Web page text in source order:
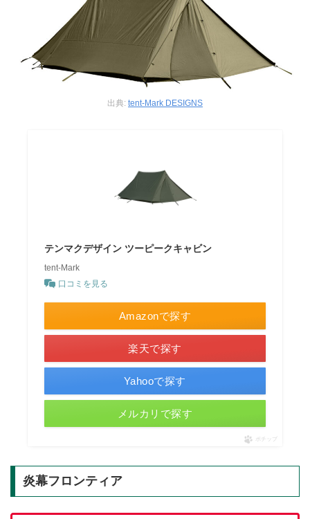
出典: tent-Mark DESIGNS
テンマクデザイン ツーピークキャビン
tent-Mark
口コミを見る
Amazonで探す
楽天で探す
Yahooで探す
メルカリで探す
ポチップ
炎幕フロンティア